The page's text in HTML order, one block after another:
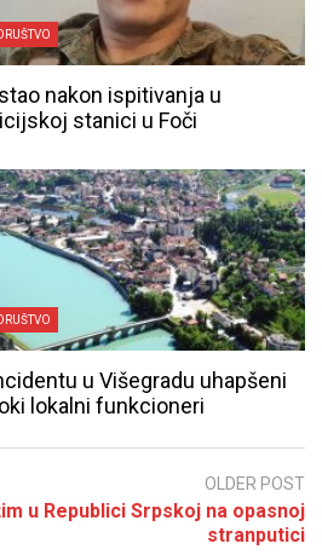
DRUŠTVO
nakon ispitivanja u
stanici u Foči
DRUŠTVO
u Višegradu uhapšeni
lokalni funkcioneri
OLDER POST
u Republici Srpskoj na opasnoj
stranputici